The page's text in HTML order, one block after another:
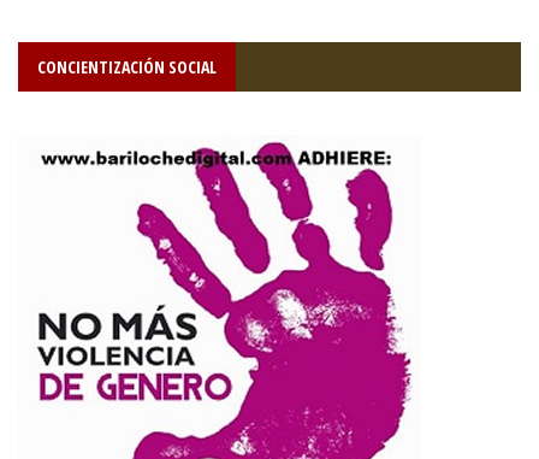
CONCIENTIZACIÓN SOCIAL